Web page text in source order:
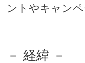
ントやキャンペ
－ 経緯 －